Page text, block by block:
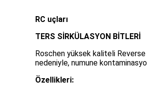
RC uçları
TERS SİRKÜLASYON BİTLERİ
Roschen yüksek kaliteli Reverse
nedeniyle, numune
Özellikleri: